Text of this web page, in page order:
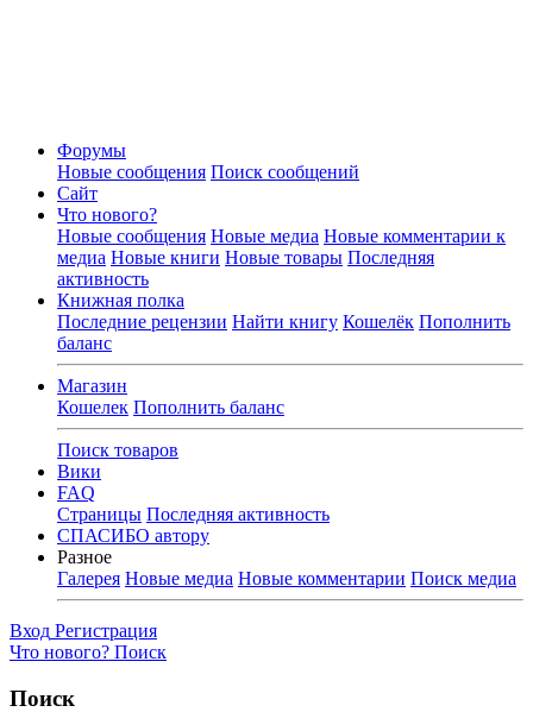
Форумы
Новые сообщения Поиск сообщений
Сайт
Что нового?
Новые сообщения Новые медиа Новые комментарии к
медиа Новые книги Новые товары Последняя
активность
Книжная полка
Последние рецензии Найти книгу Кошелёк Пополнить
баланс
Магазин
Кошелек Пополнить баланс
Поиск товаров
Вики
FAQ
Страницы Последняя активность
СПАСИБО автору
Разное
Галерея Новые медиа Новые комментарии Поиск медиа
Вход Регистрация
Что нового? Поиск
Поиск